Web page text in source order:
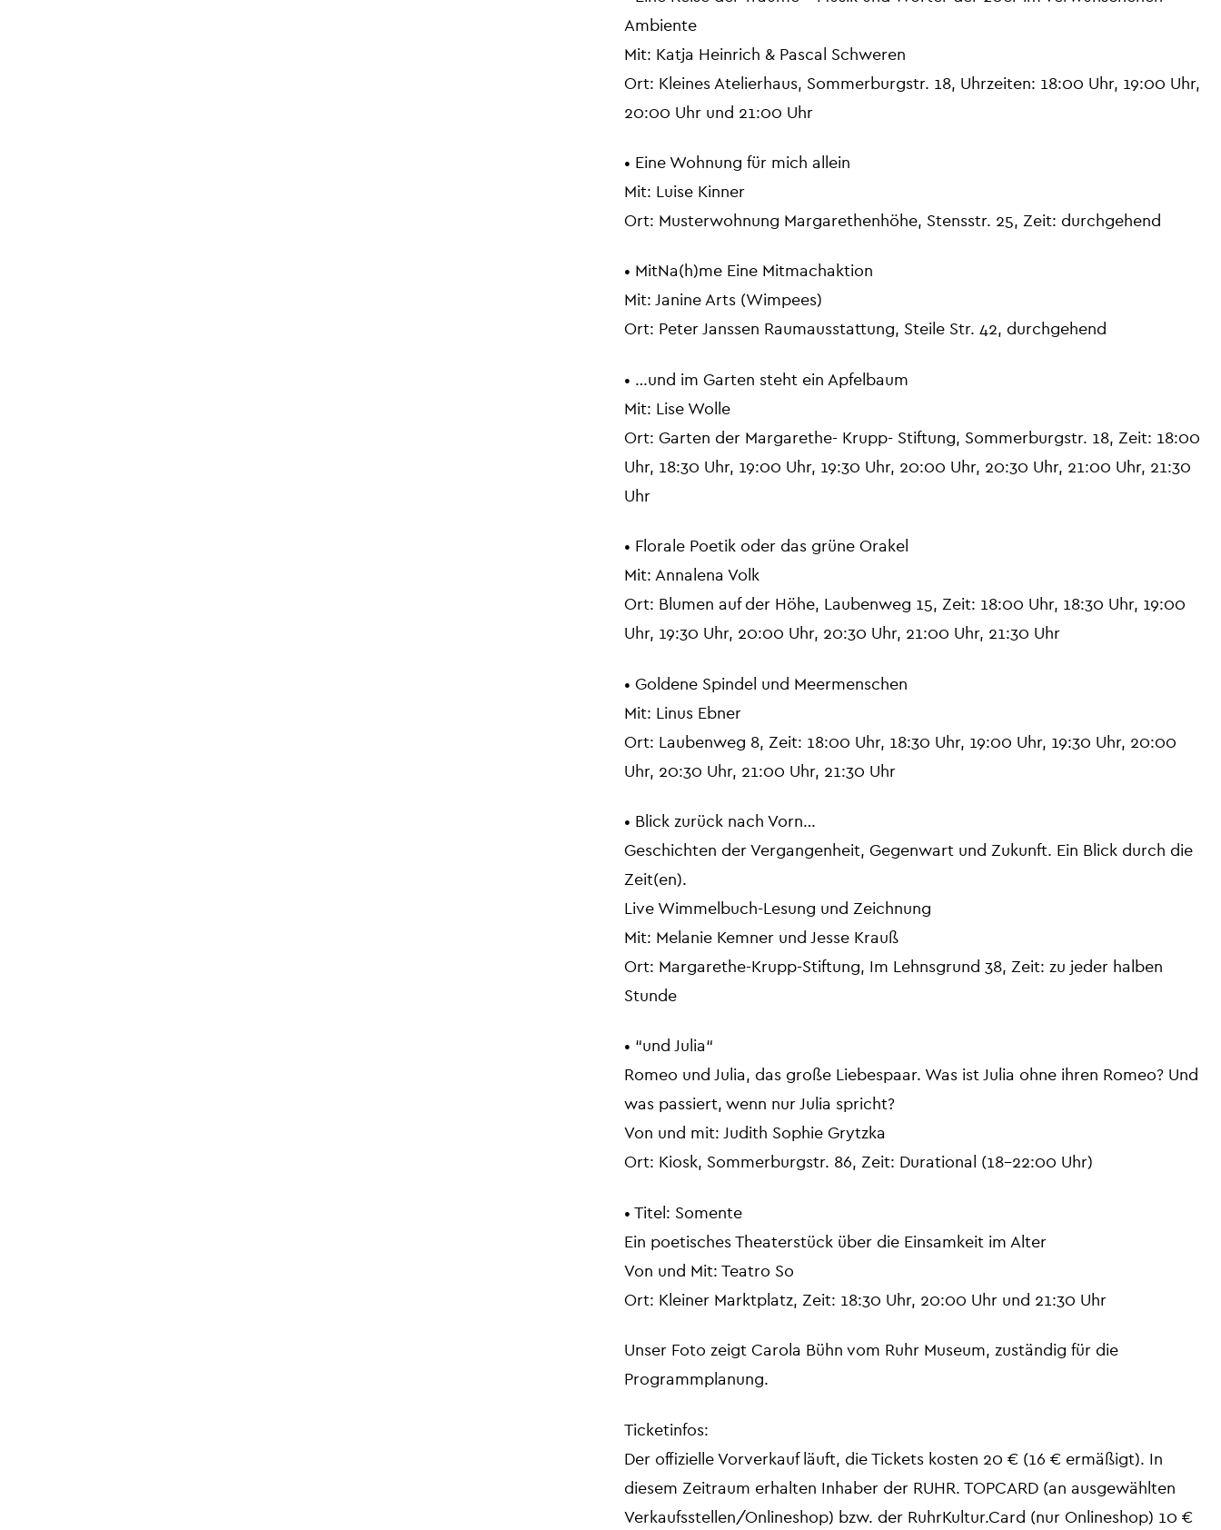
Ambiente
Mit: Katja Heinrich & Pascal Schweren
Ort: Kleines Atelierhaus, Sommerburgstr. 18, Uhrzeiten: 18:00 Uhr, 19:00 Uhr,
20:00 Uhr und 21:00 Uhr
• Eine Wohnung für mich allein
Mit: Luise Kinner
Ort: Musterwohnung Margarethenhöhe, Stensstr. 25, Zeit: durchgehend
• MitNa(h)me Eine Mitmachaktion
Mit: Janine Arts (Wimpees)
Ort: Peter Janssen Raumausstattung, Steile Str. 42, durchgehend
• …und im Garten steht ein Apfelbaum
Mit: Lise Wolle
Ort: Garten der Margarethe- Krupp- Stiftung, Sommerburgstr. 18, Zeit: 18:00
Uhr, 18:30 Uhr, 19:00 Uhr, 19:30 Uhr, 20:00 Uhr, 20:30 Uhr, 21:00 Uhr, 21:30
Uhr
• Florale Poetik oder das grüne Orakel
Mit: Annalena Volk
Ort: Blumen auf der Höhe, Laubenweg 15, Zeit: 18:00 Uhr, 18:30 Uhr, 19:00
Uhr, 19:30 Uhr, 20:00 Uhr, 20:30 Uhr, 21:00 Uhr, 21:30 Uhr
• Goldene Spindel und Meermenschen
Mit: Linus Ebner
Ort: Laubenweg 8, Zeit: 18:00 Uhr, 18:30 Uhr, 19:00 Uhr, 19:30 Uhr, 20:00
Uhr, 20:30 Uhr, 21:00 Uhr, 21:30 Uhr
• Blick zurück nach Vorn…
Geschichten der Vergangenheit, Gegenwart und Zukunft. Ein Blick durch die
Zeit(en).
Live Wimmelbuch-Lesung und Zeichnung
Mit: Melanie Kemner und Jesse Krauß
Ort: Margarethe-Krupp-Stiftung, Im Lehnsgrund 38, Zeit: zu jeder halben
Stunde
• “und Julia“
Romeo und Julia, das große Liebespaar. Was ist Julia ohne ihren Romeo? Und
was passiert, wenn nur Julia spricht?
Von und mit: Judith Sophie Grytzka
Ort: Kiosk, Sommerburgstr. 86, Zeit: Durational (18-22:00 Uhr)
• Titel: Somente
Ein poetisches Theaterstück über die Einsamkeit im Alter
Von und Mit: Teatro So
Ort: Kleiner Marktplatz, Zeit: 18:30 Uhr, 20:00 Uhr und 21:30 Uhr
Unser Foto zeigt Carola Bühn vom Ruhr Museum, zuständig für die
Programmplanung.
Ticketinfos:
Der offizielle Vorverkauf läuft, die Tickets kosten 20 € (16 € ermäßigt). In
diesem Zeitraum erhalten Inhaber der RUHR. TOPCARD (an ausgewählten
Verkaufsstellen/Onlineshop) bzw. der RuhrKultur.Card (nur Onlineshop) 10 €